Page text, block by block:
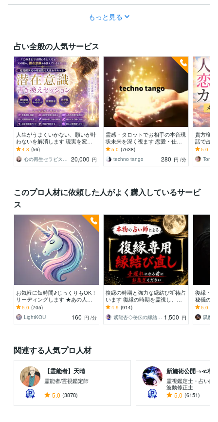
もっと見る
占い全般の人気サービス
人生がうまくいかない、願いが叶
わないを解消します 現実を変え
るために努力したのに、自力では
もう無理と感じている
4.8 (56)
心の再生セラピスト YASUKO 20,000 円
霊感・タロットでお相手の本音現
状未来を深く視ます 恋愛・仕
事・家族・人間関係の本質を見抜
きスピード解決へ
5.0 (7638)
techno tango
280 円 /分
貴方様
話で占
オラク
ドを使
5.0
このプロ人材に依頼した人がよく購入しているサービ
ス
お気軽に短時間♪じっくりもOK！
リーディングします ★あの人の
気持ち★一緒にタロットカードに
聞いてみましょう！
5.0 (705)
LightKOU
160 円 /分
復縁の時期と強力な縁結び祈祷占
います 復縁の時期を霊視し、早
めるアドバイス、強力な縁結び祈
祷。
4.9 (914)
紫龍杏◇秘伝の縁結び祈祷師 1,500 円
復縁・
秘儀の
れたい
恋を動
5.0
黒魔
関連する人気プロ人材
【霊能者】天晴
霊能者/霊視鑑定師
5.0 (3878)
新施術公開→≪相
霊視鑑定士・占い師
波動修正士
5.0 (6151)